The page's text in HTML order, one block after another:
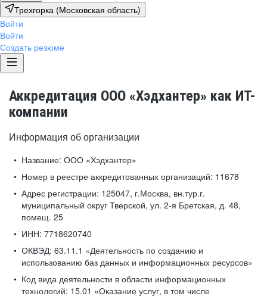
Трехгорка (Московская область)
Войти
Войти
Создать резюме
Аккредитация ООО «Хэдхантер» как ИТ-
компании
Информация об организации
Название: ООО «Хэдхантер»
Номер в реестре аккредитованных организаций: 11678
Адрес регистрации: 125047, г.Москва, вн.тур.г.
муниципальный округ Тверской, ул. 2-я Бретская, д. 48,
помещ. 25
ИНН: 7718620740
ОКВЭД: 63.11.1 «Деятельность по созданию и
использованию баз данных и информационных ресурсов»
Код вида деятельности в области информационных
технологий: 15.01 «Оказание услуг, в том числе